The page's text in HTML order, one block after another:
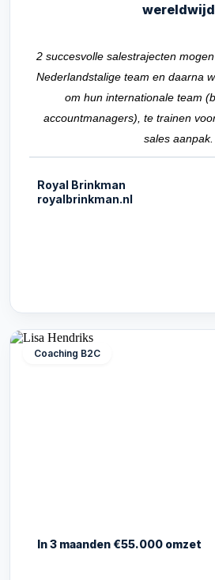
wereldwijd
2 succesvolle salestrajecten
Nederlandstalige team en daarna
om hun internationale team
accountmanagers), te trainen
sales aanpak.
Royal Brinkman
royalbrinkman.nl
Coaching B2C
In 3 maanden €55.000 omzet